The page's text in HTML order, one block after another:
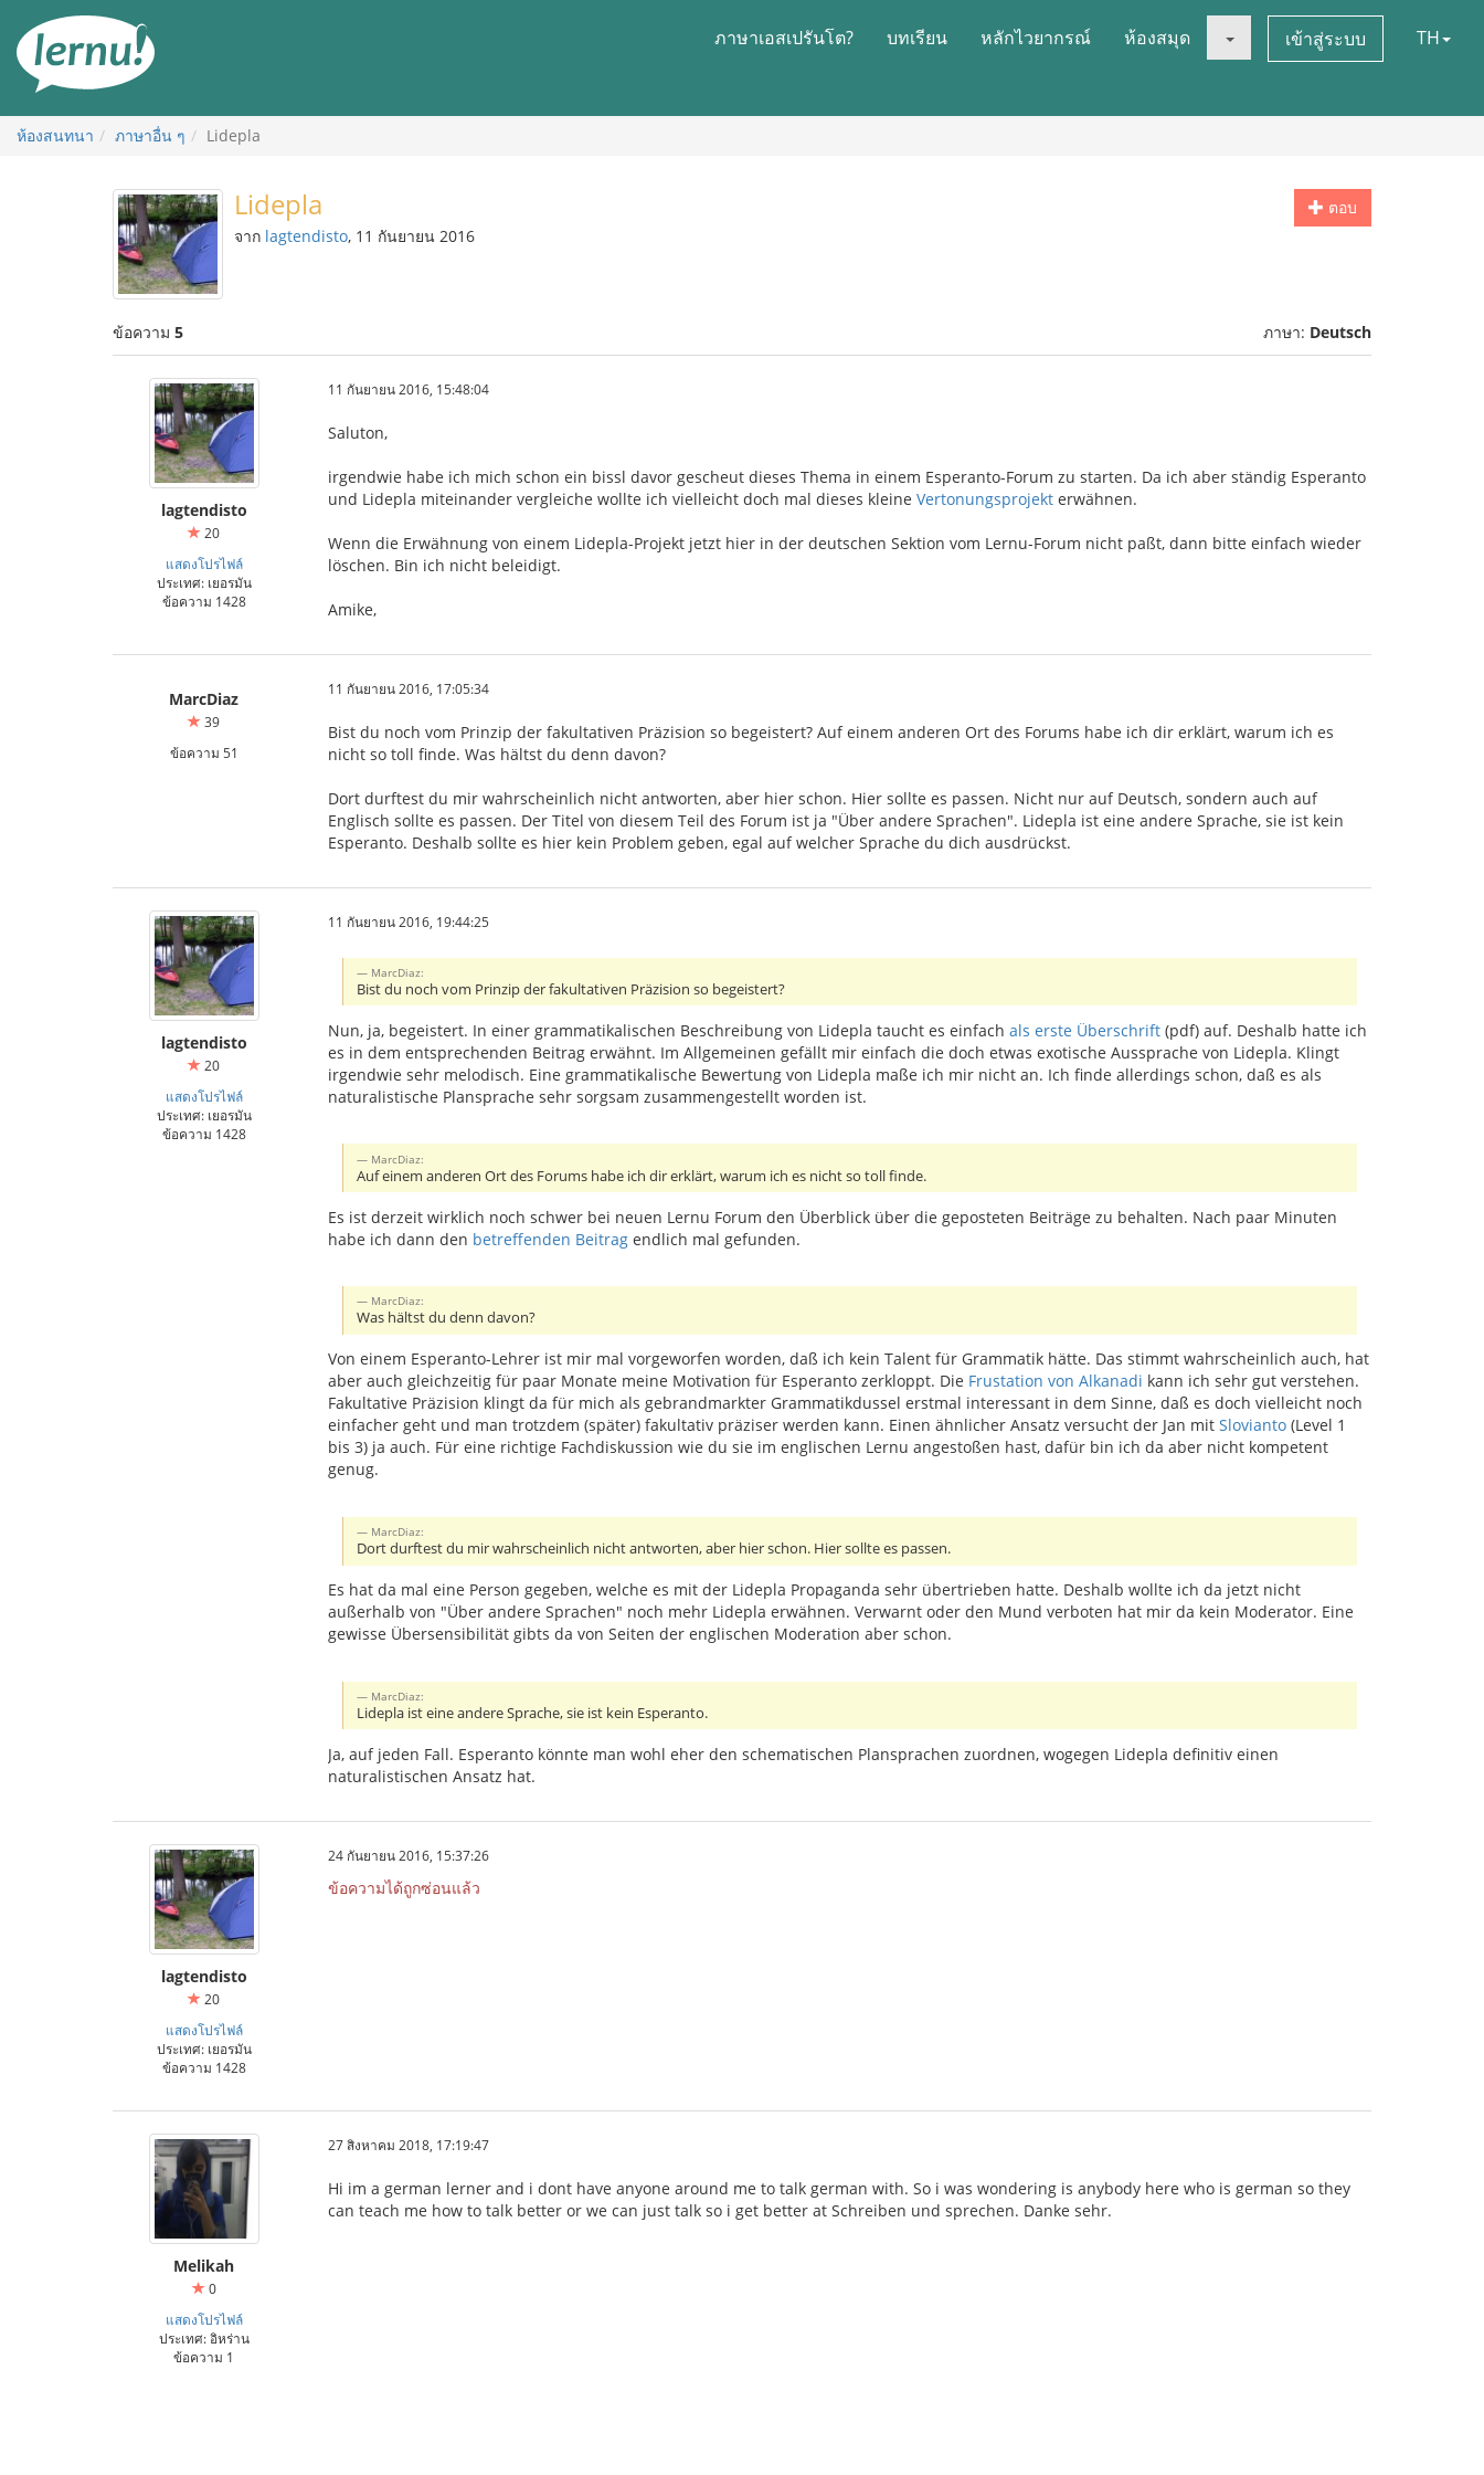
สารบัญ
ภาษาเอสเปรันโต? บทเรียน หลักไวยากรณ์ ห้องสมุด เข้าสู่ระบบ TH
ห้องสนทนา ภาษาอื่น ๆ Lidepla
ตอบ
Lidepla
จาก lagtendisto, 11 กันยายน 2016
ข้อความ 5 ภาษา: Deutsch
lagtendisto
20
แสดงโปรไฟล์
ประเทศ: เยอรมัน
ข้อความ 1428
11 กันยายน 2016, 15:48:04
Saluton,
irgendwie habe ich mich schon ein bissl davor gescheut dieses Thema in einem Esperanto-Forum zu starten. Da ich aber ständig Esperanto
und Lidepla miteinander vergleiche wollte ich vielleicht doch mal dieses kleine Vertonungsprojekt erwähnen.
Wenn die Erwähnung von einem Lidepla-Projekt jetzt hier in der deutschen Sektion vom Lernu-Forum nicht paßt, dann bitte einfach wieder
löschen. Bin ich nicht beleidigt.
Amike,
MarcDiaz
39
ข้อความ 51
11 กันยายน 2016, 17:05:34
Bist du noch vom Prinzip der fakultativen Präzision so begeistert? Auf einem anderen Ort des Forums habe ich dir erklärt, warum ich es
nicht so toll finde. Was hältst du denn davon?
Dort durftest du mir wahrscheinlich nicht antworten, aber hier schon. Hier sollte es passen. Nicht nur auf Deutsch, sondern auch auf
Englisch sollte es passen. Der Titel von diesem Teil des Forum ist ja "Über andere Sprachen". Lidepla ist eine andere Sprache, sie ist kein
Esperanto. Deshalb sollte es hier kein Problem geben, egal auf welcher Sprache du dich ausdrückst.
lagtendisto
20
แสดงโปรไฟล์
ประเทศ: เยอรมัน
ข้อความ 1428
11 กันยายน 2016, 19:44:25
MarcDiaz:
Bist du noch vom Prinzip der fakultativen Präzision so begeistert?
Nun, ja, begeistert. In einer grammatikalischen Beschreibung von Lidepla taucht es einfach als erste Überschrift (pdf) auf. Deshalb hatte ich
es in dem entsprechenden Beitrag erwähnt. Im Allgemeinen gefällt mir einfach die doch etwas exotische Aussprache von Lidepla. Klingt
irgendwie sehr melodisch. Eine grammatikalische Bewertung von Lidepla maße ich mir nicht an. Ich finde allerdings schon, daß es als
naturalistische Plansprache sehr sorgsam zusammengestellt worden ist.
MarcDiaz:
Auf einem anderen Ort des Forums habe ich dir erklärt, warum ich es nicht so toll finde.
Es ist derzeit wirklich noch schwer bei neuen Lernu Forum den Überblick über die geposteten Beiträge zu behalten. Nach paar Minuten
habe ich dann den betreffenden Beitrag endlich mal gefunden.
MarcDiaz:
Was hältst du denn davon?
Von einem Esperanto-Lehrer ist mir mal vorgeworfen worden, daß ich kein Talent für Grammatik hätte. Das stimmt wahrscheinlich auch, hat
aber auch gleichzeitig für paar Monate meine Motivation für Esperanto zerkloppt. Die Frustation von Alkanadi kann ich sehr gut verstehen.
Fakultative Präzision klingt da für mich als gebrandmarkter Grammatikdussel erstmal interessant in dem Sinne, daß es doch vielleicht noch
einfacher geht und man trotzdem (später) fakultativ präziser werden kann. Einen ähnlicher Ansatz versucht der Jan mit Slovianto (Level 1
bis 3) ja auch. Für eine richtige Fachdiskussion wie du sie im englischen Lernu angestoßen hast, dafür bin ich da aber nicht kompetent
genug.
MarcDiaz:
Dort durftest du mir wahrscheinlich nicht antworten, aber hier schon. Hier sollte es passen.
Es hat da mal eine Person gegeben, welche es mit der Lidepla Propaganda sehr übertrieben hatte. Deshalb wollte ich da jetzt nicht
außerhalb von "Über andere Sprachen" noch mehr Lidepla erwähnen. Verwarnt oder den Mund verboten hat mir da kein Moderator. Eine
gewisse Übersensibilität gibts da von Seiten der englischen Moderation aber schon.
MarcDiaz:
Lidepla ist eine andere Sprache, sie ist kein Esperanto.
Ja, auf jeden Fall. Esperanto könnte man wohl eher den schematischen Plansprachen zuordnen, wogegen Lidepla definitiv einen
naturalistischen Ansatz hat.
lagtendisto
20
แสดงโปรไฟล์
ประเทศ: เยอรมัน
ข้อความ 1428
24 กันยายน 2016, 15:37:26
ข้อความได้ถูกซ่อนแล้ว
Melikah
0
แสดงโปรไฟล์
ประเทศ: อิหร่าน
ข้อความ 1
27 สิงหาคม 2018, 17:19:47
Hi im a german lerner and i dont have anyone around me to talk german with. So i was wondering is anybody here who is german so they
can teach me how to talk better or we can just talk so i get better at Schreiben und sprechen. Danke sehr.